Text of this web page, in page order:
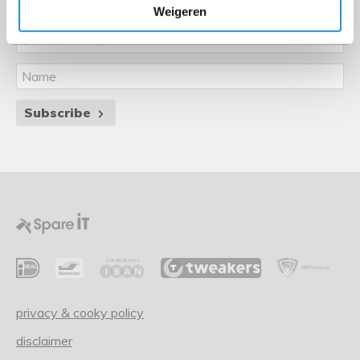
Weigeren
Stay informed through our newsletter
Subscribe
privacy & cooky policy
disclaimer